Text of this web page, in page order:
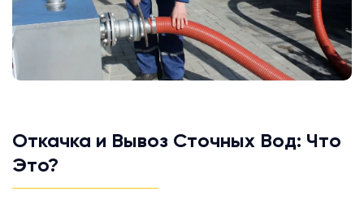
Откачка и Вывоз Сточных Вод: Что
Это?